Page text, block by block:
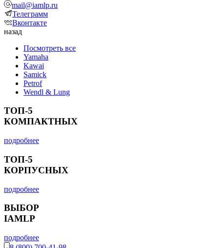
mail@iamlp.ru
Телеграмм
Вконтакте
назад
Посмотреть все
Yamaha
Kawai
Samick
Petrof
Wendl & Lung
ТОП-5
КОМПАКТНЫХ
подробнее
ТОП-5
КОРПУСНЫХ
подробнее
ВЫБОР
IAMLP
подробнее